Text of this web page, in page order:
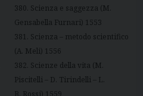
380. Scienza e saggezza (M.
Gensabella Furnari) 1553
381. Scienza – metodo scientifico
(A. Meli) 1556
382. Scienze della vita (M.
Piscitelli – D. Tirindelli – L.